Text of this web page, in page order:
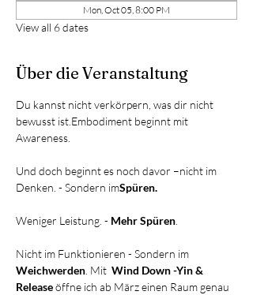
Mon, Oct 05, 8:00 PM
View all 6 dates
Über die Veranstaltung
Du kannst nicht verkörpern, was dir nicht
bewusst ist.Embodiment beginnt mit
Awareness.
Und doch beginnt es noch davor –nicht im
Denken. - Sondern imSpüren.
Weniger Leistung. - Mehr Spüren
Nicht im Funktionieren - Sondern im
Weichwerden . Mit Wind Down -Yin &
Release öffne ich ab März einen Raum genau